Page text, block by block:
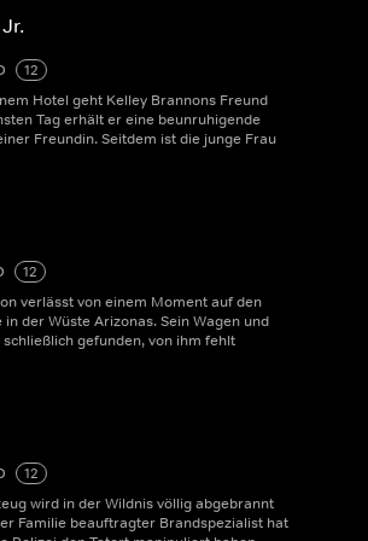
12
Hotel geht Kelley Brannons Freund
Tag erhält er eine beunruhigende
Freundin. Seitdem ist die junge Frau
12
verlässt von einem Moment auf den
der Wüste Arizonas. Sein Wagen und
gefunden, von ihm fehlt
12
wird in der Wildnis völlig abgebrannt
Familie beauftragter Brandspezialist hat